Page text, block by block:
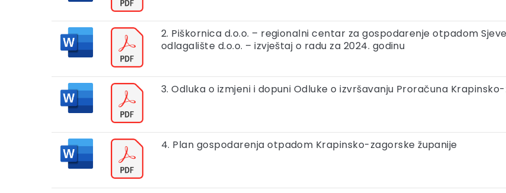
2. Piškornica d.o.o. – regionalni centar za gospodarenje otpadom
odlagalište d.o.o. – izvještaj o radu za 2024. godinu
3. Odluka o izmjeni i dopuni Odluke o izvršavanju Proračuna
4. Plan gospodarenja otpadom Krapinsko-zagorske županije